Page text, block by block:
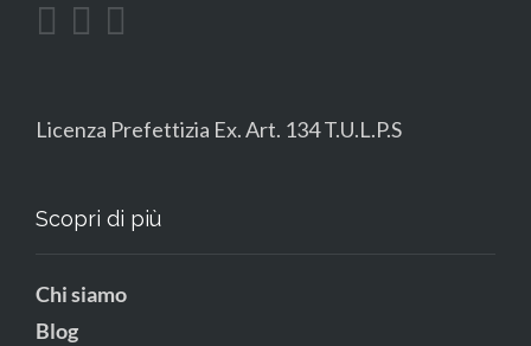
Licenza Prefettizia Ex. Art. 134 T.U.L.P.S
Scopri di più
Chi siamo
Blog